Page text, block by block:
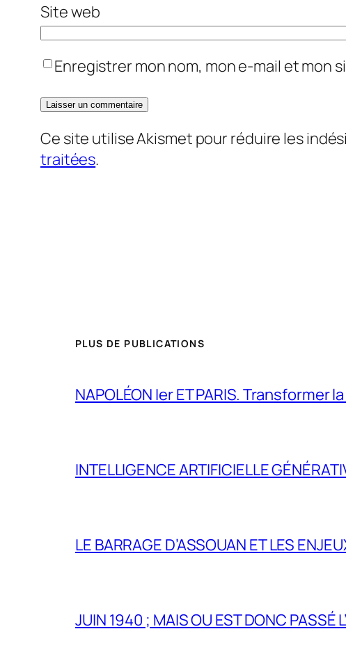
Site web
Enregistrer mon nom, mon e-mail et mon
Ce site utilise Akismet pour réduire les
traitées.
PLUS DE PUBLICATIONS
NAPOLÉON Ier ET PARIS.
INTELLIGENCE ARTIFICIELLE
LE BARRAGE D’ASSOUAN ET LES
JUIN 1940 ; MAIS OU EST DONC PASSÉ